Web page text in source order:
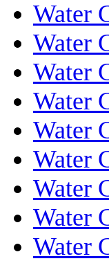
Water
Water
Water
Water
Water
Water
Water
Water
Water